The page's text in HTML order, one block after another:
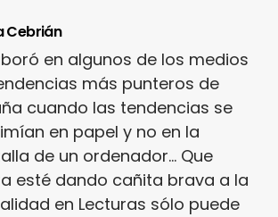
Cebrián
en algunos de los medios
más punteros de
cuando las tendencias se
en papel y no en la
de un ordenador... Que
esté dando cañita brava a la
en Lecturas sólo puede